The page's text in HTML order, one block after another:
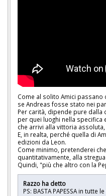
Come al solito Amici
se Andreas fosse stato nei
Per carità, dipende pure dalla
per quei luoghi nella specifica
che arrivi alla vittoria
E, in realta, perché quella di
edizioni da Leon.
Come minimo, pretenderei
quantitativamente, alla
Quindi, "più che altro con la
Razzo ha detto
PS: BASTA PAPESSA in